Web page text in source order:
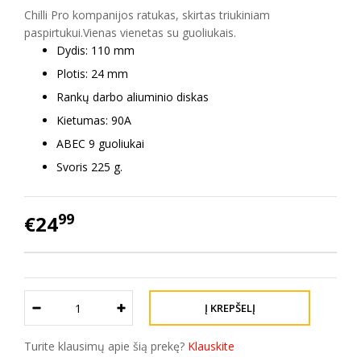
Chilli Pro kompanijos ratukas, skirtas triukiniam
paspirtukui.Vienas vienetas su guoliukais.
Dydis: 110 mm
Plotis: 24 mm
Rankų darbo aliuminio diskas
Kietumas: 90A
ABEC 9 guoliukai
Svoris 225 g.
€2499
Turite klausimų apie šią prekę? Klauskite